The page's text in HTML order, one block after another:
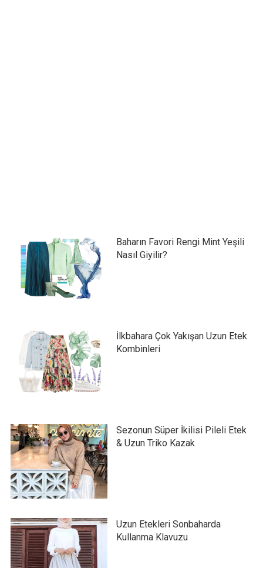
Baharın Favori Rengi Mint Yeşili
Nasıl Giyilir?
İlkbahara Çok Yakışan Uzun Etek
Kombinleri
Sezonun Süper İkilisi Pileli Etek
& Uzun Triko Kazak
Uzun Etekleri Sonbaharda
Kullanma Klavuzu